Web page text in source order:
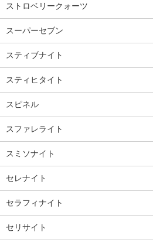
ストロベリークォーツ
スーパーセブン
スティブナイト
スティヒタイト
スピネル
スファレライト
スミソナイト
セレナイト
セラフィナイト
セリサイト